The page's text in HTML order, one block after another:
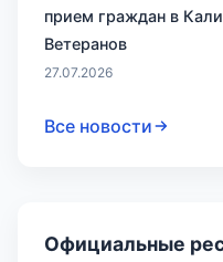
прием граждан в
Ветеранов
27.07.2026
Все новости
Официальные